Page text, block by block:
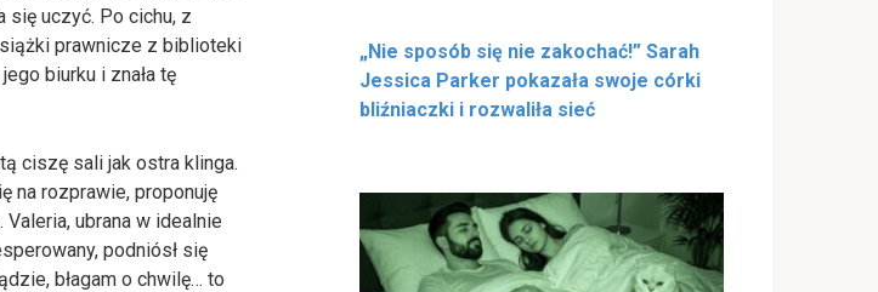
się uczyć. Po cichu, z
prawnicze z biblioteki
biurku i znała tę
ciszę sali jak ostra klinga.
na rozprawie, proponuję
ubrana w idealnie
podniósł się
błagam o chwilę… to
„Nie sposób się nie zakochać!” Sarah
Jessica Parker pokazała swoje córki
bliźniaczki i rozwaliła sieć